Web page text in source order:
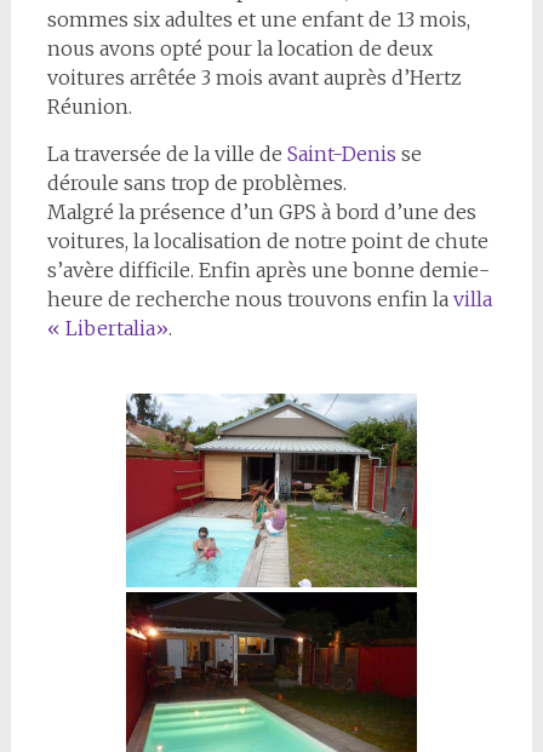
sommes six adultes et une enfant de 13 mois,
nous avons opté pour la location de deux
voitures arrêtée 3 mois avant auprès d’Hertz
Réunion.
La traversée de la ville de Saint-Denis se
déroule sans trop de problèmes.
Malgré la présence d’un GPS à bord d’une des
voitures, la localisation de notre point de chute
s’avère difficile. Enfin après une bonne demie-
heure de recherche nous trouvons enfin la villa
« Libertalia».